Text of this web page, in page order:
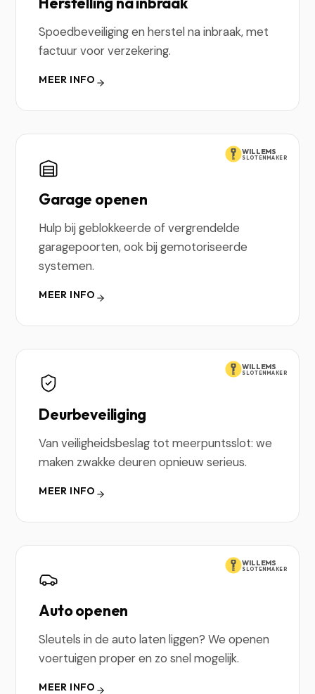
Spoedbeveiliging en herstel na inbraak, met
factuur voor verzekering.
MEER INFO
WILLEMS
SLOTENMAKER
Garage openen
Hulp bij geblokkeerde of vergrendelde
garagepoorten, ook bij gemotoriseerde
systemen.
MEER INFO
WILLEMS
SLOTENMAKER
Deurbeveiliging
Van veiligheidsbeslag tot meerpuntsslot: we
maken zwakke deuren opnieuw serieus.
MEER INFO
WILLEMS
SLOTENMAKER
Auto openen
Sleutels in de auto laten liggen? We openen
voertuigen proper en zo snel mogelijk.
MEER INFO